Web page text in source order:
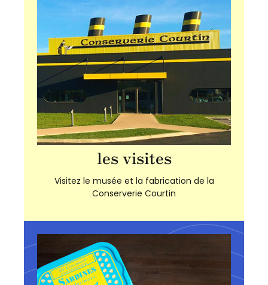
les visites
Visitez le musée et la fabrication de la
Conserverie Courtin